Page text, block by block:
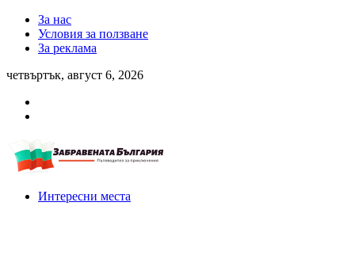
За нас
Условия за ползване
За реклама
четвъртък, август 6, 2026
Интересни места